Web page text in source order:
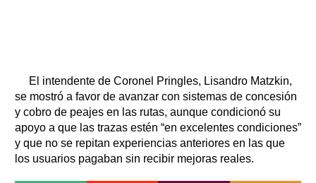
El intendente de Coronel Pringles, Lisandro Matzkin,
se mostró a favor de avanzar con sistemas de concesión
y cobro de peajes en las rutas, aunque condicionó su
apoyo a que las trazas estén “en excelentes condiciones”
y que no se repitan experiencias anteriores en las que
los usuarios pagaban sin recibir mejoras reales.